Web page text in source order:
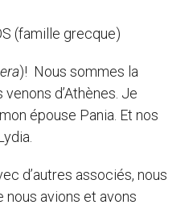
(famille grecque)
)! Nous sommes la
d’Athènes. Je
épouse Pania. Et nos
d’autres associés, nous
nous avions et avons